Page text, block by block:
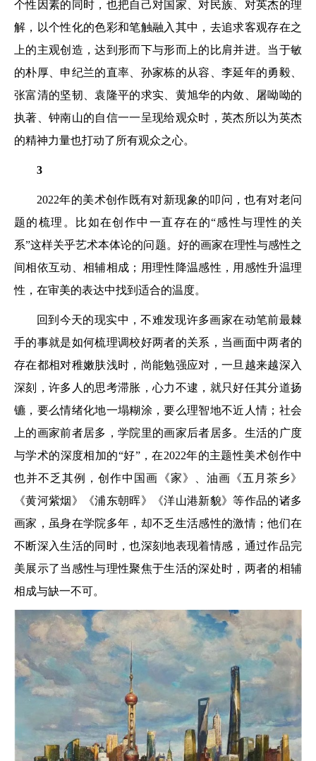
个性因素的同时，也把自己对国家、对民族、对英杰的理
解，以个性化的色彩和笔触融入其中，去追求客观存在之
上的主观创造，达到形而下与形而上的比肩并进。当于敏
的朴厚、申纪兰的直率、孙家栋的从容、李延年的勇毅、
张富清的坚韧、袁隆平的求实、黄旭华的内敛、屠呦呦的
执著、钟南山的自信一一呈现给观众时，英杰所以为英杰
的精神力量也打动了所有观众之心。
3
2022年的美术创作既有对新现象的叩问，也有对老问
题的梳理。比如在创作中一直存在的“感性与理性的关
系”这样关乎艺术本体论的问题。好的画家在理性与感性之
间相依互动、相辅相成；用理性降温感性，用感性升温理
性，在审美的表达中找到适合的温度。
回到今天的现实中，不难发现许多画家在动笔前最棘
手的事就是如何梳理调校好两者的关系，当画面中两者的
存在都相对稚嫩肤浅时，尚能勉强应对，一旦越来越深入
深刻，许多人的思考滞胀，心力不逮，就只好任其分道扬
镳，要么情绪化地一塌糊涂，要么理智地不近人情；社会
上的画家前者居多，学院里的画家后者居多。生活的广度
与学术的深度相加的“好”，在2022年的主题性美术创作中
也并不乏其例，创作中国画《家》、油画《五月茶乡》
《黄河紫烟》《浦东朝晖》《洋山港新貌》等作品的诸多
画家，虽身在学院多年，却不乏生活感性的激情；他们在
不断深入生活的同时，也深刻地表现着情感，通过作品完
美展示了当感性与理性聚焦于生活的深处时，两者的相辅
相成与缺一不可。